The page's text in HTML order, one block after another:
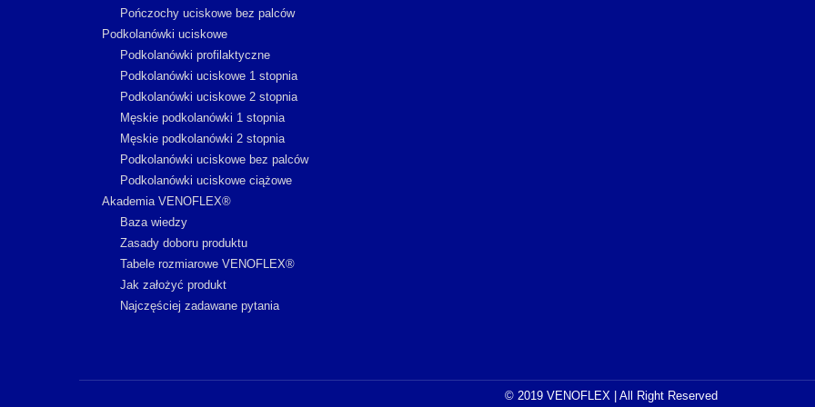
Pończochy uciskowe bez palców
Podkolanówki uciskowe
Podkolanówki profilaktyczne
Podkolanówki uciskowe 1 stopnia
Podkolanówki uciskowe 2 stopnia
Męskie podkolanówki 1 stopnia
Męskie podkolanówki 2 stopnia
Podkolanówki uciskowe bez palców
Podkolanówki uciskowe ciążowe
Akademia VENOFLEX®
Baza wiedzy
Zasady doboru produktu
Tabele rozmiarowe VENOFLEX®
Jak założyć produkt
Najczęściej zadawane pytania
© 2019 VENOFLEX | All Right Reserved